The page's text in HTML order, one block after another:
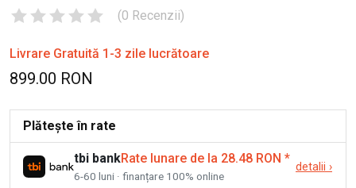
(0 Recenzii)
Livrare Gratuită 1-3 zile lucrătoare
899.00 RON
Plătește în rate
tbi bankRate lunare de la 28.48 RON *
6-60 luni · finanțare 100% online
detalii ›